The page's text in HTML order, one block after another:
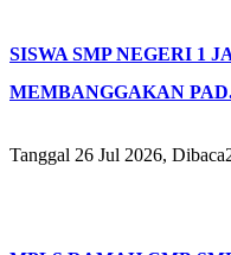
SISWA SMP NEGERI 1
MEMBANGGAKAN
Tanggal 26 Jul 2026,